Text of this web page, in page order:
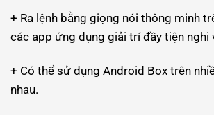
+ Ra lệnh bằng giọng nói thông minh
các app ứng dụng giải trí đầy tiện nghi
+ Có thể sử dụng Android Box trên
nhau.